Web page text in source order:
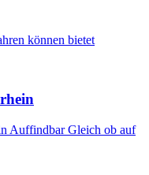
können bietet
Auffindbar Gleich ob auf